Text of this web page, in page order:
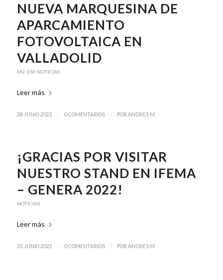
NUEVA MARQUESINA DE
APARCAMIENTO
FOTOVOLTAICA EN
VALLADOLID
M2-ESP, NOTICIAS
Leer más
28 JUNIO 2022 / 0 COMENTARIOS / POR ANDRES M
¡GRACIAS POR VISITAR
NUESTRO STAND EN IFEMA
– GENERA 2022!
NOTICIAS
Leer más
20 JUNIO 2022 / 0 COMENTARIOS / POR ANDRES M